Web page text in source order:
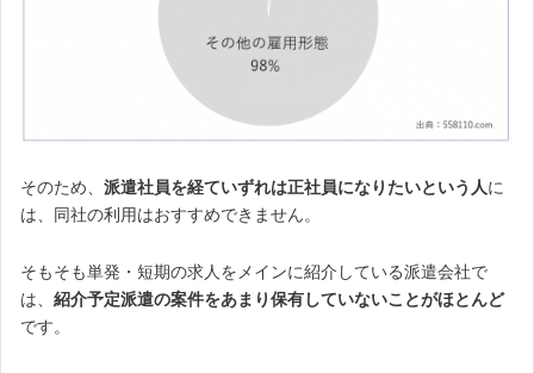
そのため、 派遣社員を経ていずれは正社員になりたいという人に
は、同社の利用はおすすめできません。
そもそも単発・短期の求人をメインに紹介している派遣会社で
は、 紹介予定派遣の案件をあまり保有していないことがほとんど
です。